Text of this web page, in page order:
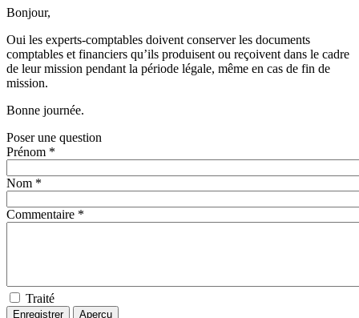
Bonjour,
Oui les experts-comptables doivent conserver les documents
comptables et financiers qu’ils produisent ou reçoivent dans le cadre
de leur mission pendant la période légale, même en cas de fin de
mission.
Bonne journée.
Poser une question
Prénom *
Nom *
Commentaire *
Traité